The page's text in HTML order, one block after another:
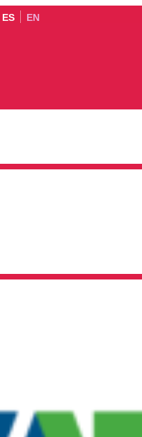
ES EN